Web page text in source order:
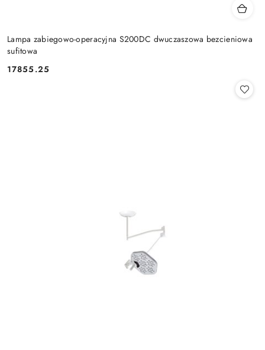
Lampa zabiegowo-operacyjna S200DC dwuczaszowa bezcieniowa
sufitowa
Cena:
17855.25